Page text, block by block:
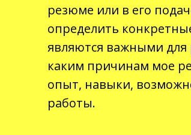
резюме или в его
определить
являются важными для
каким причинам мое
опыт, навыки,
работы.